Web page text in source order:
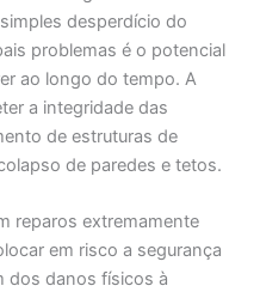
desperdício do
problemas é o potencial
ao longo do tempo. A
a integridade das
de estruturas de
de paredes e tetos.
reparos extremamente
em risco a segurança
dos danos físicos à